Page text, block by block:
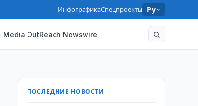
ИнфографикаСпецпроекты Ру
Media OutReach Newswire
ПОСЛЕДНИЕ НОВОСТИ